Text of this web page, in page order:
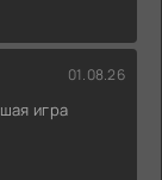
01.08.26
игра